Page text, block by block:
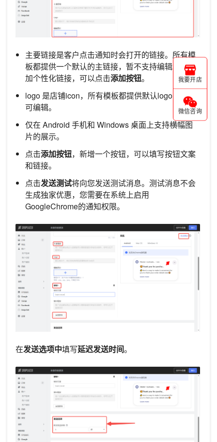
主要链接是客户点击通知时会打开的链接。所有模
板都提供一个默认的主链接，暂不支持编辑。要添
加个性化链接，可以点击添加按钮。
logo 是店铺icon，所有模板都提供默认logo，暂不
可编辑。
仅在 Android 手机和 Windows 桌面上支持横幅图
片的展示。
点击添加按钮，新增一个按钮，可以填写按钮文案
和链接。
点击发送测试将向您发送测试消息。测试消息不会
生成独家优惠，您需要在系统上启用
GoogleChrome的通知权限。
在发送选项中填写延迟发送时间。
我要开店
微信咨询